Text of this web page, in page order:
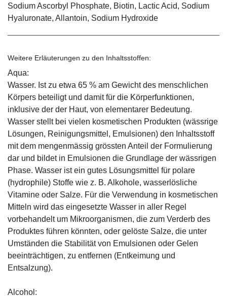
Sodium Ascorbyl Phosphate, Biotin, Lactic Acid, Sodium
Hyaluronate, Allantoin, Sodium Hydroxide
Weitere Erläuterungen zu den Inhaltsstoffen:
Aqua:
Wasser. Ist zu etwa 65 % am Gewicht des menschlichen
Körpers beteiligt und damit für die Körperfunktionen,
inklusive der der Haut, von elementarer Bedeutung.
Wasser stellt bei vielen kosmetischen Produkten (wässrige
Lösungen, Reinigungsmittel, Emulsionen) den Inhaltsstoff
mit dem mengenmässig grössten Anteil der Formulierung
dar und bildet in Emulsionen die Grundlage der wässrigen
Phase. Wasser ist ein gutes Lösungsmittel für polare
(hydrophile) Stoffe wie z. B. Alkohole, wasserlösliche
Vitamine oder Salze. Für die Verwendung in kosmetischen
Mitteln wird das eingesetzte Wasser in aller Regel
vorbehandelt um Mikroorganismen, die zum Verderb des
Produktes führen könnten, oder gelöste Salze, die unter
Umständen die Stabilität von Emulsionen oder Gelen
beeinträchtigen, zu entfernen (Entkeimung und
Entsalzung).
Alcohol: